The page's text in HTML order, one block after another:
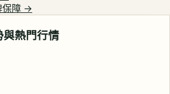
保障 →
熱門行情